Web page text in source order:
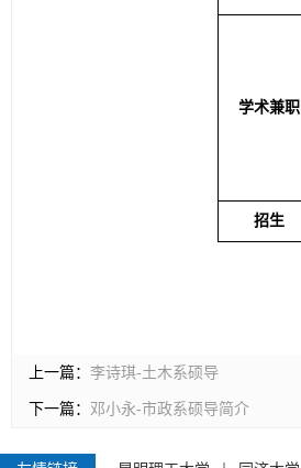
学术兼职
招生
上一篇： 李诗琪-土木系硕导
下一篇： 邓小永-市政系硕导简介